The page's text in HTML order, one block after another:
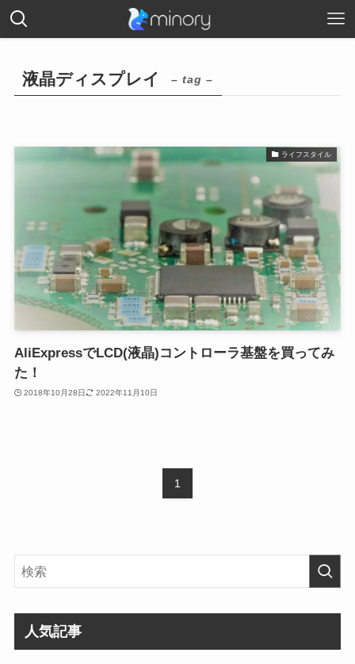
液晶ディスプレイ – tag –
ライフスタイル
AliExpressでLCD(液晶)コントローラ基盤を買ってみ
た！
2018年10月28日 2022年11月10日
1
人気記事